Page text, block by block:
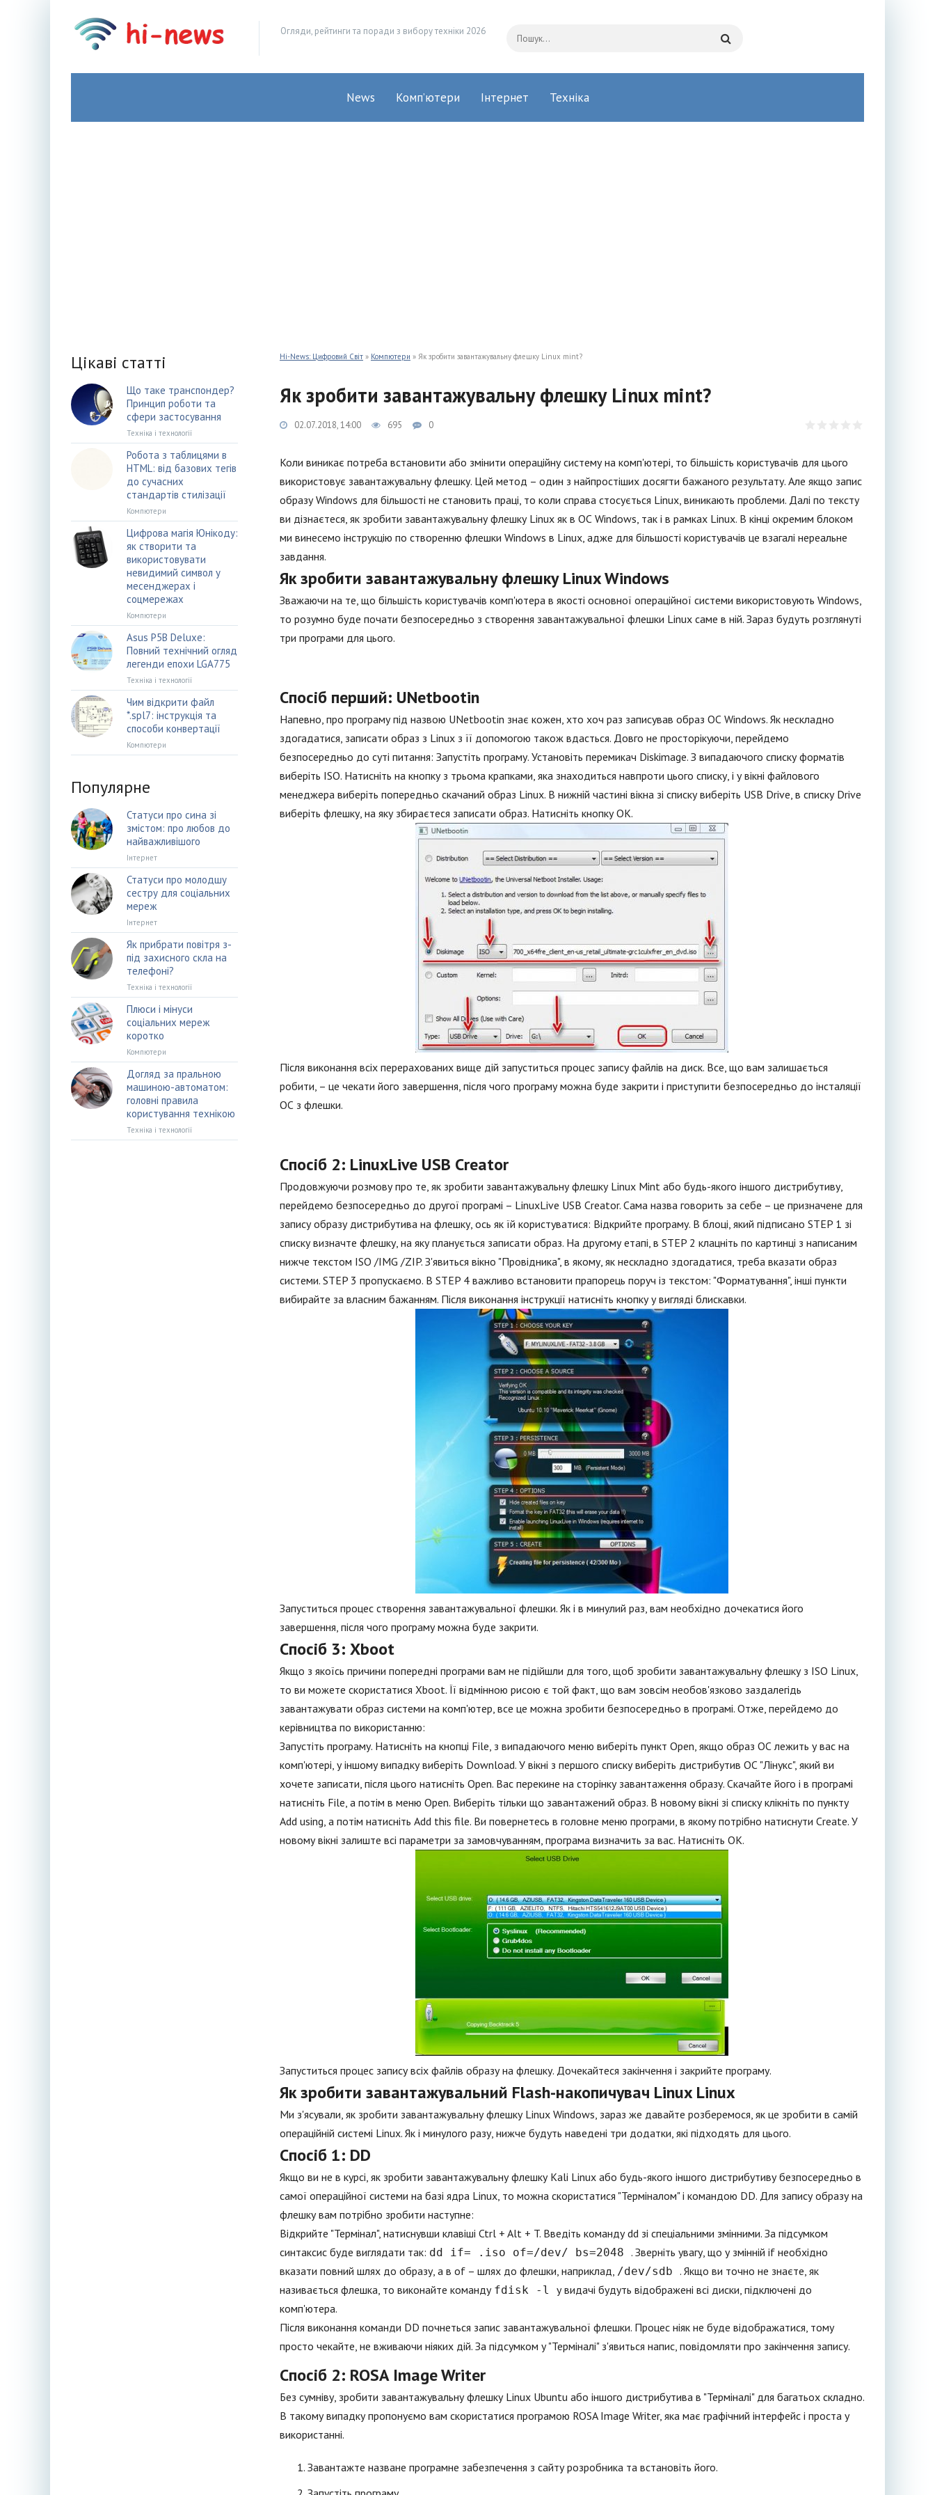
Огляди, рейтинги та поради з вибору техніки 2026
News Комп’ютери Інтернет Техніка
Hi-News: Цифровий Світ » Компютери » Як зробити завантажувальну флешку Linux mint?
Як зробити завантажувальну флешку Linux mint?
02.07.2018, 14:00 695 0
Коли виникає потреба встановити або змінити операційну систему на комп'ютері, то більшість користувачів для цього
використовує завантажувальну флешку. Цей метод – один з найпростіших досягти бажаного результату. Але якщо запис
образу Windows для більшості не становить праці, то коли справа стосується Linux, виникають проблеми. Далі по тексту
ви дізнаєтеся, як зробити завантажувальну флешку Linux як в ОС Windows, так і в рамках Linux. В кінці окремим блоком
ми винесемо інструкцію по створенню флешки Windows в Linux, адже для більшості користувачів це взагалі нереальне
завдання.
Як зробити завантажувальну флешку Linux Windows
Зважаючи на те, що більшість користувачів комп'ютера в якості основної операційної системи використовують Windows,
то розумно буде почати безпосередньо з створення завантажувальної флешки Linux саме в ній. Зараз будуть розглянуті
три програми для цього.
Спосіб перший: UNetbootin
Напевно, про програму під назвою UNetbootin знає кожен, хто хоч раз записував образ ОС Windows. Як нескладно
здогадатися, записати образ з Linux з її допомогою також вдасться. Довго не просторікуючи, перейдемо
безпосередньо до суті питання: Запустіть програму. Установіть перемикач Diskimage. З випадаючого списку форматів
виберіть ISO. Натисніть на кнопку з трьома крапками, яка знаходиться навпроти цього списку, і у вікні файлового
менеджера виберіть попередньо скачаний образ Linux. В нижній частині вікна зі списку виберіть USB Drive, в списку Drive
виберіть флешку, на яку збираєтеся записати образ. Натисніть кнопку ОК.
Після виконання всіх перерахованих вище дій запуститься процес запису файлів на диск. Все, що вам залишається
робити, – це чекати його завершення, після чого програму можна буде закрити і приступити безпосередньо до інсталяції
ОС з флешки.
Спосіб 2: LinuxLive USB Creator
Продовжуючи розмову про те, як зробити завантажувальну флешку Linux Mint або будь-якого іншого дистрибутиву,
перейдемо безпосередньо до другої програмі – LinuxLive USB Creator. Сама назва говорить за себе – це призначене для
запису образу дистрибутива на флешку, ось як їй користуватися: Відкрийте програму. В блоці, який підписано STEP 1 зі
списку визначте флешку, на яку планується записати образ. На другому етапі, в STEP 2 клацніть по картинці з написаним
нижче текстом ISO /IMG /ZIP. З'явиться вікно "Провідника", в якому, як нескладно здогадатися, треба вказати образ
системи. STEP 3 пропускаємо. В STEP 4 важливо встановити прапорець поруч із текстом: "Форматування", інші пункти
вибирайте за власним бажанням. Після виконання інструкції натисніть кнопку у вигляді блискавки.
Запуститься процес створення завантажувальної флешки. Як і в минулий раз, вам необхідно дочекатися його
завершення, після чого програму можна буде закрити.
Спосіб 3: Xboot
Якщо з якоїсь причини попередні програми вам не підійшли для того, щоб зробити завантажувальну флешку з ISO Linux,
то ви можете скористатися Xboot. Її відмінною рисою є той факт, що вам зовсім необов'язково заздалегідь
завантажувати образ системи на комп'ютер, все це можна зробити безпосередньо в програмі. Отже, перейдемо до
керівництва по використанню:
Запустіть програму. Натисніть на кнопці File, з випадаючого меню виберіть пункт Open, якщо образ ОС лежить у вас на
комп'ютері, у іншому випадку виберіть Download. У вікні з першого списку виберіть дистрибутив ОС "Лінукс", який ви
хочете записати, після цього натисніть Open. Вас перекине на сторінку завантаження образу. Скачайте його і в програмі
натисніть File, а потім в меню Open. Виберіть тільки що завантажений образ. В новому вікні зі списку клікніть по пункту
Add using, а потім натисніть Add this file. Ви повернетесь в головне меню програми, в якому потрібно натиснути Create. У
новому вікні залиште всі параметри за замовчуванням, програма визначить за вас. Натисніть ОК.
Запуститься процес запису всіх файлів образу на флешку. Дочекайтеся закінчення і закрийте програму.
Як зробити завантажувальний Flash-накопичувач Linux Linux
Ми з'ясували, як зробити завантажувальну флешку Linux Windows, зараз же давайте розберемося, як це зробити в самій
операційній системі Linux. Як і минулого разу, нижче будуть наведені три додатки, які підходять для цього.
Спосіб 1: DD
Якщо ви не в курсі, як зробити завантажувальну флешку Kali Linux або будь-якого іншого дистрибутиву безпосередньо в
самої операційної системи на базі ядра Linux, то можна скористатися "Терміналом" і командою DD. Для запису образу на
флешку вам потрібно зробити наступне:
Відкрийте "Термінал", натиснувши клавіші Ctrl + Alt + T. Введіть команду dd зі спеціальними змінними. За підсумком
синтаксис буде виглядати так: dd if= .iso of=/dev/ bs=2048 . Зверніть увагу, що у змінній if необхідно
вказати повний шлях до образу, а в of – шлях до флешки, наприклад, /dev/sdb . Якщо ви точно не знаєте, як
називається флешка, то виконайте команду fdisk -l у видачі будуть відображені всі диски, підключені до
комп'ютера.
Після виконання команди DD почнеться запис завантажувальної флешки. Процес ніяк не буде відображатися, тому
просто чекайте, не вживаючи ніяких дій. За підсумком у "Терміналі" з'явиться напис, повідомляти про закінчення запису.
Спосіб 2: ROSA Image Writer
Без сумніву, зробити завантажувальну флешку Linux Ubuntu або іншого дистрибутива в "Терміналі" для багатьох складно.
В такому випадку пропонуємо вам скористатися програмою ROSA Image Writer, яка має графічний інтерфейс і проста у
використанні.
Завантажте назване програмне забезпечення з сайту розробника та встановіть його.
Цікаві статті
Що таке транспондер?
Принцип роботи та
сфери застосування
Техніка і технології
Робота з таблицями в
HTML: від базових тегів
до сучасних
стандартів стилізації
Компютери
Цифрова магія Юнікоду:
як створити та
використовувати
невидимий символ у
месенджерах і
соцмережах
Компютери
Asus P5B Deluxe:
Повний технічний огляд
легенди епохи LGA775
Техніка і технології
Чим відкрити файл
*.spl7: інструкція та
способи конвертації
Компютери
Популярне
Статуси про сина зі
змістом: про любов до
найважливішого
Інтернет
Статуси про молодшу
сестру для соціальних
мереж
Інтернет
Як прибрати повітря з-
під захисного скла на
телефоні?
Техніка і технології
Плюси і мінуси
соціальних мереж
коротко
Компютери
Догляд за пральною
машиною-автоматом:
головні правила
користування технікою
Техніка і технології